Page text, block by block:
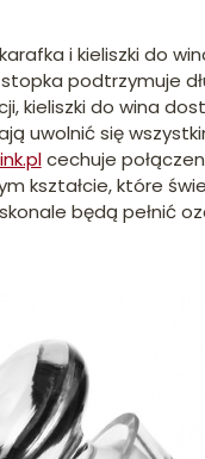
i kieliszki do
podtrzymuje
kieliszki do wina
uwolnić się
cechuje
kształcie, które
będą pełnić